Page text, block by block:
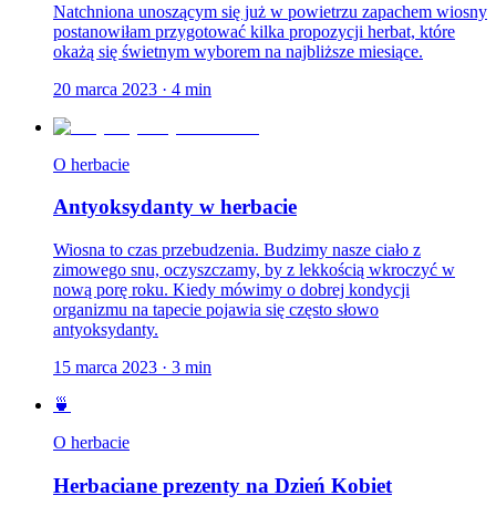
Natchniona unoszącym się już w powietrzu zapachem wiosny
postanowiłam przygotować kilka propozycji herbat, które
okażą się świetnym wyborem na najbliższe miesiące.
20 marca 2023 · 4 min
O herbacie
Antyoksydanty w herbacie
Wiosna to czas przebudzenia. Budzimy nasze ciało z
zimowego snu, oczyszczamy, by z lekkością wkroczyć w
nową porę roku. Kiedy mówimy o dobrej kondycji
organizmu na tapecie pojawia się często słowo
antyoksydanty.
15 marca 2023 · 3 min
🍵
O herbacie
Herbaciane prezenty na Dzień Kobiet